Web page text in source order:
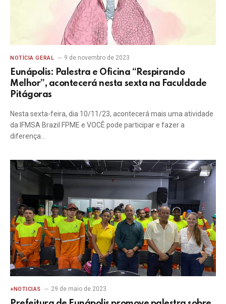
NOTÍCIA GERAL 9 de novembro de 2023
Eunápolis: Palestra e Oficina “Respirando
Melhor”, acontecerá nesta sexta na Faculdade
Pitágoras
Nesta sexta-feira, dia 10/11/23, acontecerá mais uma atividade
da IFMSA Brazil FPME e VOCÊ pode participar e fazer a
diferença…
+NOTICIAS 29 de maio de 2023